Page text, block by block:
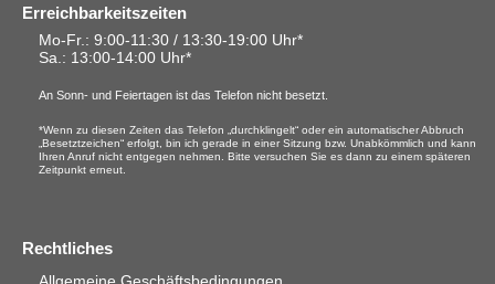
Erreichbarkeitszeiten
Mo-Fr.: 9:00-11:30 / 13:30-19:00 Uhr*
Sa. : 13:00-14:00 Uhr*
An Sonn- und Feiertagen ist das Telefon nicht besetzt.
*Wenn zu diesen Zeiten das Telefon „durchklingelt“ oder ein automatischer Abbruch
„Besetztzeichen“ erfolgt, bin ich gerade in einer Sitzung bzw. Unabkömmlich und kann
Ihren Anruf nicht entgegen nehmen. Bitte versuchen Sie es dann zu einem späteren
Zeitpunkt erneut.
Rechtliches
Allgemeine Geschäftsbedingungen